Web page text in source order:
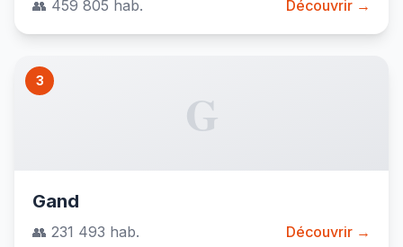
👥 459 805 hab. Découvrir →
3
G
Gand
👥 231 493 hab. Découvrir →